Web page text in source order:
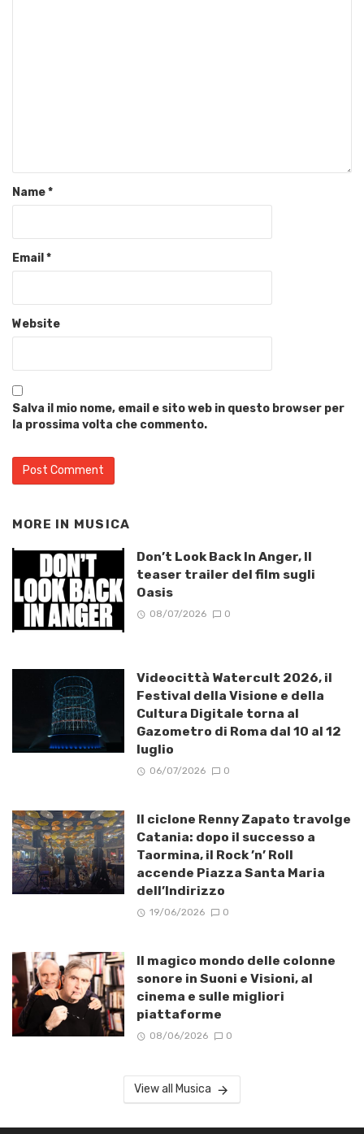
Name*
Email*
Website
Salva il mio nome, email e sito web in questo browser per
la prossima volta che commento.
MORE IN MUSICA
Don’t Look Back In Anger, Il
teaser trailer del film sugli
Oasis
08/07/2026 0
Videocittà Watercult 2026, il
Festival della Visione e della
Cultura Digitale torna al
Gazometro di Roma dal 10 al 12
luglio
06/07/2026 0
Il ciclone Renny Zapato travolge
Catania: dopo il successo a
Taormina, il Rock ’n’ Roll
accende Piazza Santa Maria
dell’Indirizzo
19/06/2026 0
Il magico mondo delle colonne
sonore in Suoni e Visioni, al
cinema e sulle migliori
piattaforme
08/06/2026 0
View all Musica